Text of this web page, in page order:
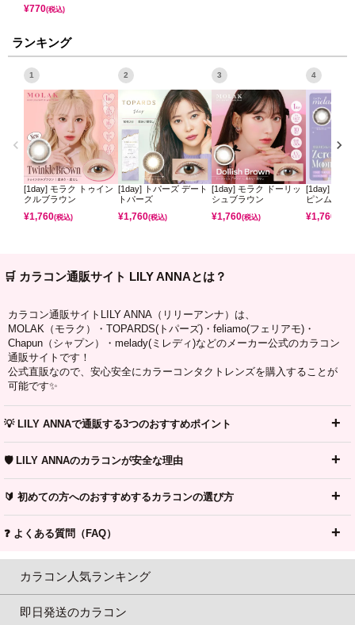
¥770(税込)
ランキング
1
[1day] モラク トゥイン
クルブラウン
¥1,760(税込)
2
[1day] トパーズ デート
トパーズ
¥1,760(税込)
3
[1day] モラク ドーリッ
シュブラウン
¥1,760(税込)
4
[1day] ミレ
ピンムーン
¥1,760
🛒 カラコン通販サイト LILY ANNAとは？
カラコン通販サイトLILY ANNA（リリーアンナ）は、
MOLAK（モラク）・TOPARDS(トパーズ)・feliamo(フェリアモ)・
Chapun（シャプン）・melady(ミレディ)などのメーカー公式のカラコン
通販サイトです！
公式直販なので、安心安全にカラーコンタクトレンズを購入することが
可能です✨
💡 LILY ANNAで通販する3つのおすすめポイント
🛡️ LILY ANNAのカラコンが安全な理由
🔰 初めての方へのおすすめするカラコンの選び方
❓ よくある質問（FAQ）
カラコン人気ランキング
即日発送のカラコン